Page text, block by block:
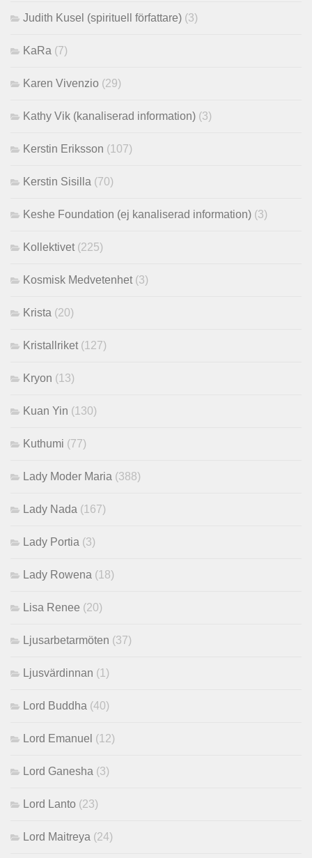
Judith Kusel (spirituell författare) (3)
KaRa (7)
Karen Vivenzio (29)
Kathy Vik (kanaliserad information) (3)
Kerstin Eriksson (107)
Kerstin Sisilla (70)
Keshe Foundation (ej kanaliserad information) (3)
Kollektivet (225)
Kosmisk Medvetenhet (3)
Krista (20)
Kristallriket (127)
Kryon (13)
Kuan Yin (130)
Kuthumi (77)
Lady Moder Maria (388)
Lady Nada (167)
Lady Portia (3)
Lady Rowena (18)
Lisa Renee (20)
Ljusarbetarmöten (37)
Ljusvärdinnan (1)
Lord Buddha (40)
Lord Emanuel (12)
Lord Ganesha (3)
Lord Lanto (23)
Lord Maitreya (24)